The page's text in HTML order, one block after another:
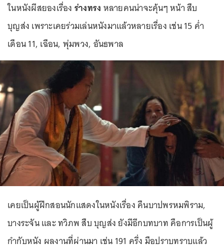
ในหนังผีสยองเรื่อง ร่างทรง หลายคนน่าจะคุ้นๆ หน้า สืบ
บุญส่ง เพราะเคยร่วมเล่นหนังมาแล้วหลายเรื่อง เช่น 15 ค่ำ
เดือน 11, เฉือน, พุ่มพวง, อันธพาล
เคยเป็นผู้ฝึกสอนนักแสดงในหนังเรื่อง คืนบาปพรหมพิราม,
บางระจัน และ ทวิภพ สืบ บุญส่ง ยังมีอีกบทบาท คือการเป็นผู้
กำกับหนัง ผลงานที่ผ่านมา เช่น 191 ครึ่ง มือปราบทราบแล้ว